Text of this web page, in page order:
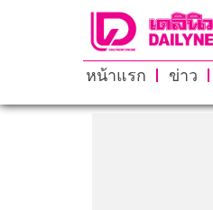
หน้าแรก ข่าว